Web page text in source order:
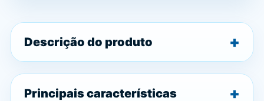
Descrição do produto
Principais características